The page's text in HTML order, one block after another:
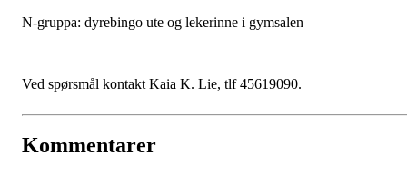
N-gruppa: dyrebingo ute og lekerinne i gymsalen
Ved spørsmål kontakt Kaia K. Lie, tlf 45619090.
Kommentarer